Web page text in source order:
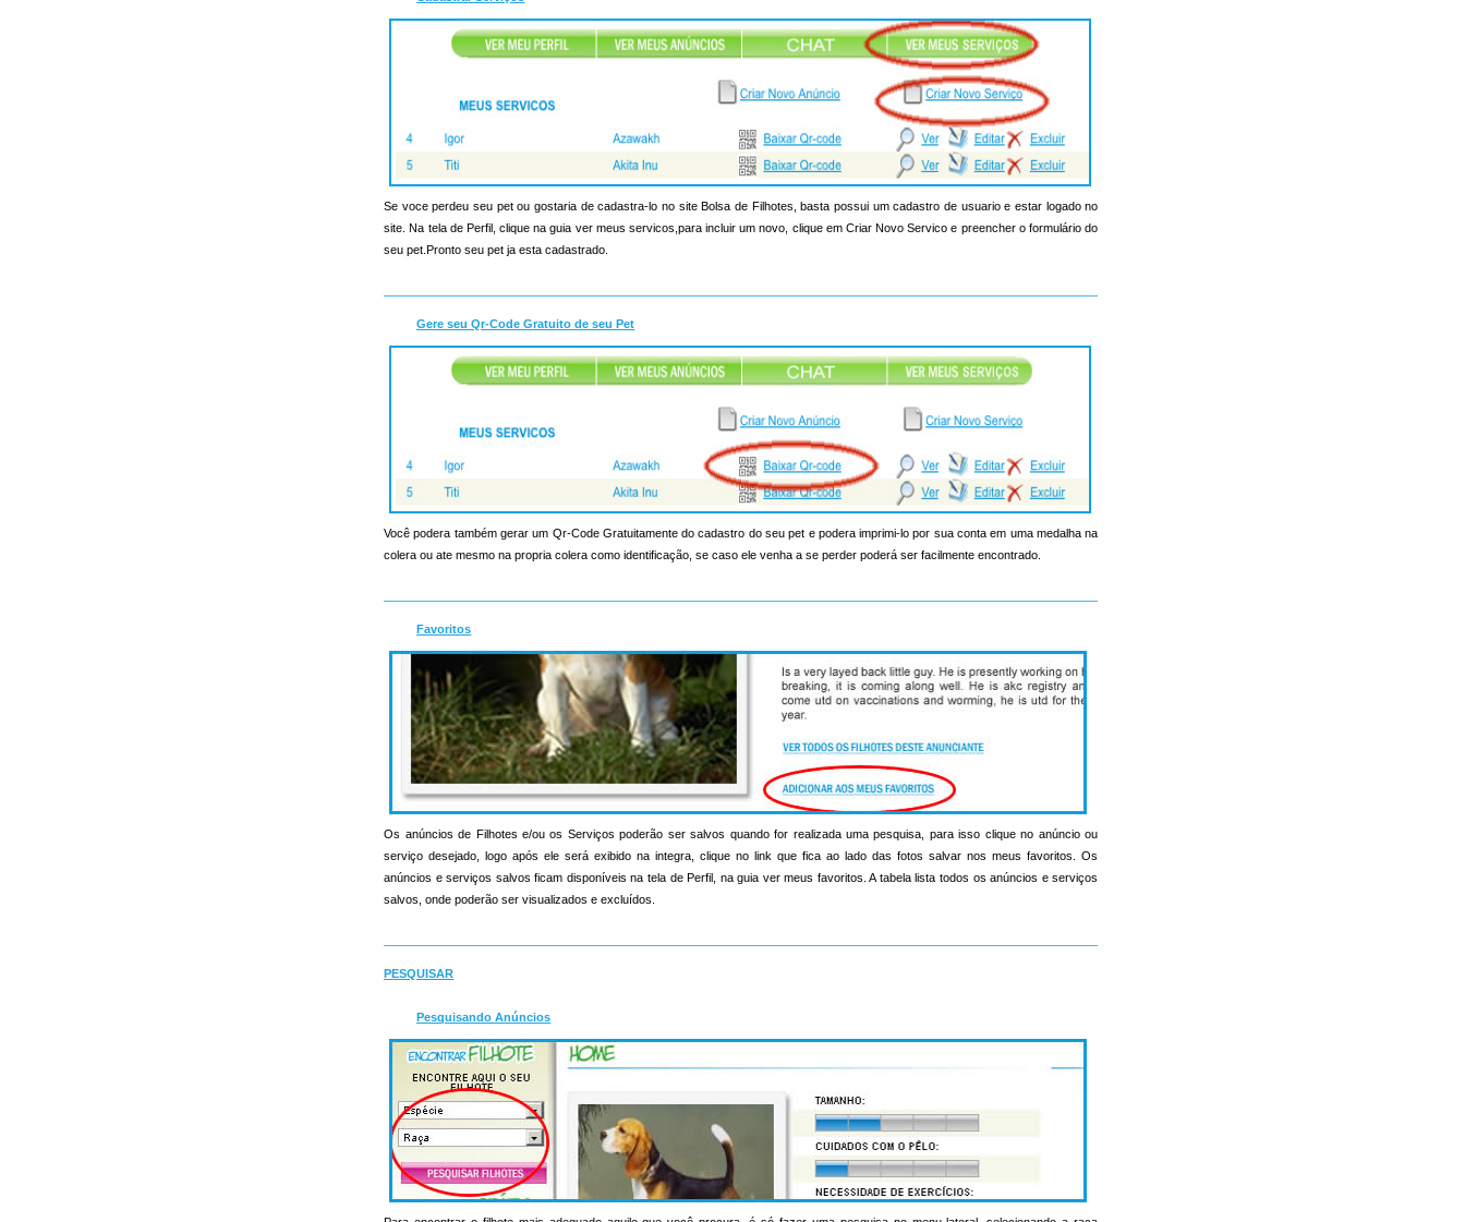
Se voce perdeu seu pet ou gostaria de cadastra-lo no site Bolsa de Filhotes, basta possui um cadastro de usuario e estar logado no
site. Na tela de Perfil, clique na guia ver meus servicos,para incluir um novo, clique em Criar Novo Servico e preencher o formulário do
seu pet.Pronto seu pet ja esta cadastrado.
Gere seu Qr-Code Gratuito de seu Pet
Você podera também gerar um Qr-Code Gratuitamente do cadastro do seu pet e podera imprimi-lo por sua conta em uma medalha na
colera ou ate mesmo na propria colera como identificação, se caso ele venha a se perder poderá ser facilmente encontrado.
Favoritos
Os anúncios de Filhotes e/ou os Serviços poderão ser salvos quando for realizada uma pesquisa, para isso clique no anúncio ou
serviço desejado, logo após ele será exibido na integra, clique no link que fica ao lado das fotos salvar nos meus favoritos. Os
anúncios e serviços salvos ficam disponíveis na tela de Perfil, na guia ver meus favoritos. A tabela lista todos os anúncios e serviços
salvos, onde poderão ser visualizados e excluídos.
PESQUISAR
Pesquisando Anúncios